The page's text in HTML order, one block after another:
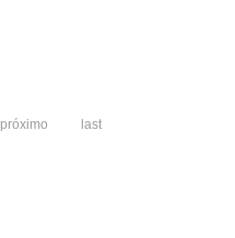
próximo last